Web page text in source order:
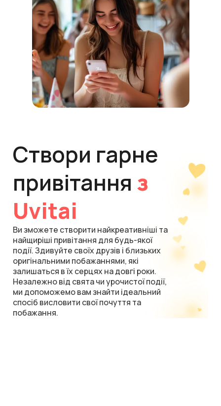
Створи гарне
привітання з
Uvitai
Ви зможете створити найкреативніші та
найщиріші привітання для будь-якої
події. Здивуйте своїх друзів і близьких
оригінальними побажаннями, які
залишаться в їх серцях на довгі роки.
Незалежно від свята чи урочистої події,
ми допоможемо вам знайти ідеальний
спосіб висловити свої почуття та
побажання.